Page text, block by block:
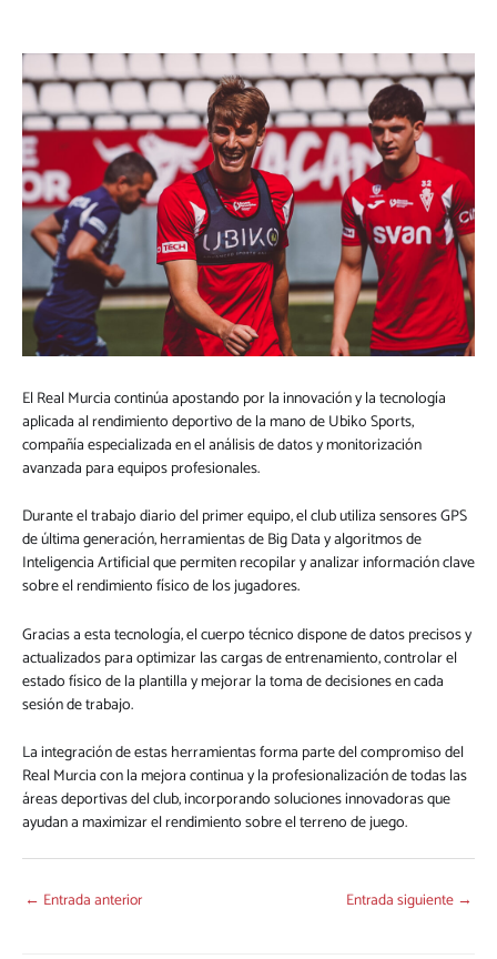
El Real Murcia continúa apostando por la innovación y la tecnología
aplicada al rendimiento deportivo de la mano de Ubiko Sports,
compañía especializada en el análisis de datos y monitorización
avanzada para equipos profesionales.
Durante el trabajo diario del primer equipo, el club utiliza sensores GPS
de última generación, herramientas de Big Data y algoritmos de
Inteligencia Artificial que permiten recopilar y analizar información clave
sobre el rendimiento físico de los jugadores.
Gracias a esta tecnología, el cuerpo técnico dispone de datos precisos y
actualizados para optimizar las cargas de entrenamiento, controlar el
estado físico de la plantilla y mejorar la toma de decisiones en cada
sesión de trabajo.
La integración de estas herramientas forma parte del compromiso del
Real Murcia con la mejora continua y la profesionalización de todas las
áreas deportivas del club, incorporando soluciones innovadoras que
ayudan a maximizar el rendimiento sobre el terreno de juego.
← Entrada anterior Entrada siguiente →